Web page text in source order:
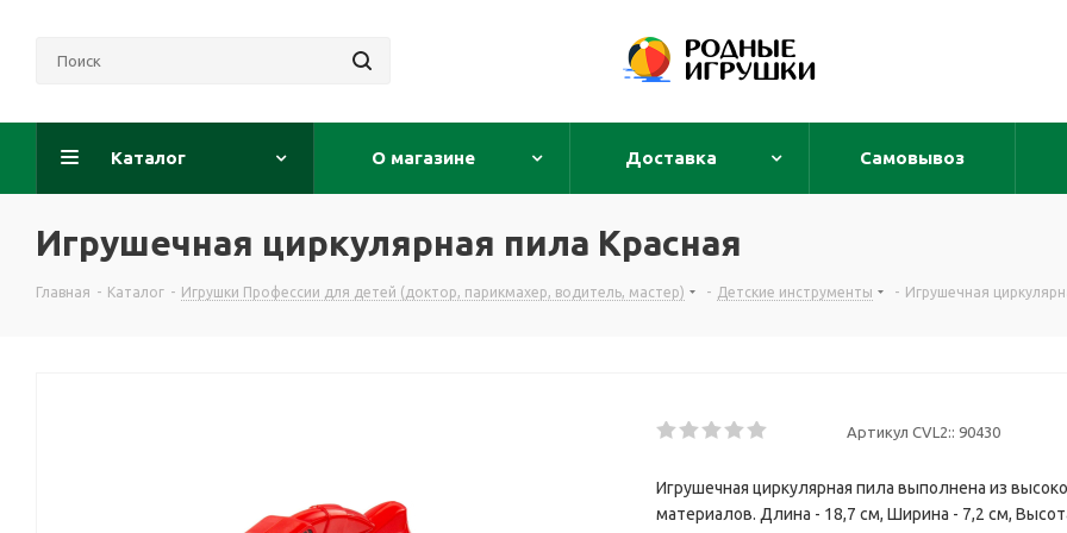
Каталог О магазине Доставка Самовывоз
Игрушечная циркулярная пила Красная
Главная - Каталог - Игрушки Профессии для детей (доктор, парикмахер, водитель, мастер) - Детские инструменты - Игрушечная
Артикул CVL2:: 90430
Игрушечная циркулярная пила выполнена из
материалов. Длина - 18,7 см, Ширина - 7,2 см,